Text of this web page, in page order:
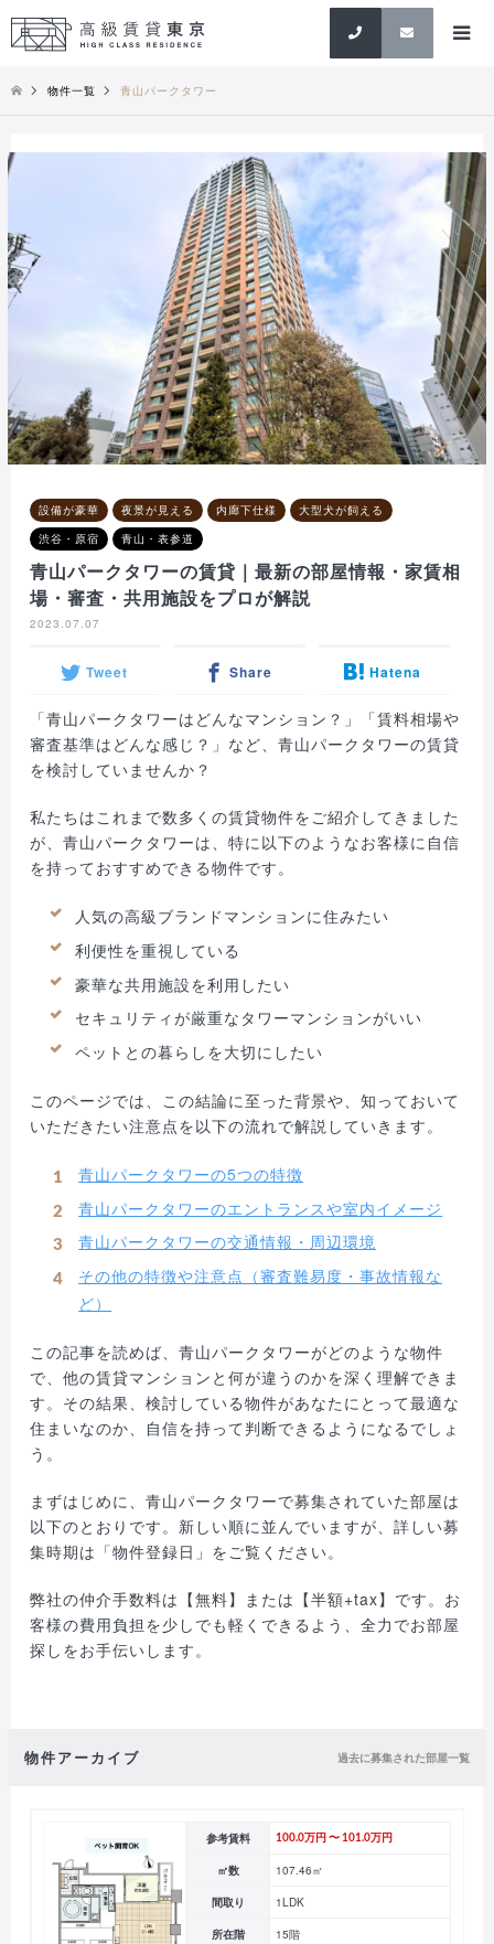
検索
物件一覧 青山パークタワー
設備が豪華 夜景が見える 内廊下仕様
大型犬が飼える
渋谷・原宿
青山・表参道
青山パークタワーの賃貸｜最新の部屋情報・家賃相
場・審査・共用施設をプロが解説
2023.07.07
Tweet Share Hatena
「青山パークタワーはどんなマンション？」「賃料相場や
審査基準はどんな感じ？」など、青山パークタワーの賃貸
を検討していませんか？
私たちはこれまで数多くの賃貸物件をご紹介してきました
が、青山パークタワーは、特に以下のようなお客様に自信
を持っておすすめできる物件です。
人気の高級ブランドマンションに住みたい
利便性を重視している
豪華な共用施設を利用したい
セキュリティが厳重なタワーマンションがいい
ペットとの暮らしを大切にしたい
このページでは、この結論に至った背景や、知っておいて
いただきたい注意点を以下の流れで解説していきます。
青山パークタワーの5つの特徴
青山パークタワーのエントランスや室内イメージ
青山パークタワーの交通情報・周辺環境
その他の特徴や注意点（審査難易度・事故情報な
ど）
この記事を読めば、青山パークタワーがどのような物件
で、他の賃貸マンションと何が違うのかを深く理解できま
す。その結果、検討している物件があなたにとって最適な
住まいなのか、自信を持って判断できるようになるでしょ
う。
まずはじめに、青山パークタワーで募集されていた部屋は
以下のとおりです。新しい順に並んでいますが、詳しい募
集時期は「物件登録日」をご覧ください。
弊社の仲介手数料は【無料】または【半額+tax】です。お
客様の費用負担を少しでも軽くできるよう、全力でお部屋
探しをお手伝いします。
物件アーカイブ 過去に募集された部屋一覧
参考賃料 100.0万円 〜 101.0万円
㎡数 107.46㎡
間取り 1LDK
所在階 15階